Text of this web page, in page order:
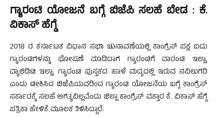
ಗ್ಯಾರಂಟಿ ಯೋಜನೆ ಬಗ್ಗೆ ಬಿಜೆಪಿ ಸಲಹೆ ಬೇಡ : ಕೆ.
ವಿಕಾಸ್ ಹೆಗ್ಡೆ
2018 ರ ಕರ್ನಾಟಕ ವಿಧಾನ ಸಭಾ ಚುನಾವಣೆಯಲ್ಲಿ ಕಾಂಗ್ರೆಸ್ ಪಕ್ಷ ಐದು
ಗ್ಯಾರಂಟಿಗಳನ್ನು ಘೋಷಣೆ ಮಾಡಿದಾಗ ಗ್ಯಾರಂಟಿಗೆ ವಾರಂಟಿ ಇಲ್ಲಾ,
ವ್ಯಾಲಿಡಿಟಿ ಇಲ್ಲಾ, ಗ್ಯಾರಂಟಿ ಪುಸ್ತಕದ ಹಾಳೆ ಮದ್ಯದಲ್ಲಿ ಇರುವ ನವಿಲುಗರಿ
ಎಂದು ಟೀಕಿಸಿದ ಬಿಜೆಪಿಯವರಿಂದ ಗ್ಯಾರಂಟಿ ಯೋಜನೆಯ ಬಗ್ಗೆ ಕಾಂಗ್ರೆಸ್
ಸರ್ಕಾರಕ್ಕೆ ಸಲಹೆ ಅಗತ್ಯವಿಲ್ಲವೆಂದು ಜಿಲ್ಲಾ ಕಾಂಗ್ರೆಸ್ ವಕ್ತಾರ ಕೆ. ವಿಕಾಸ್ ಹೆಗ್ಡೆ
ಪತ್ರಿಕಾ ಹೇಳಿಕೆ ಮೂಲಕ ತಿಳಿಸಿದ್ದಾರೆ.